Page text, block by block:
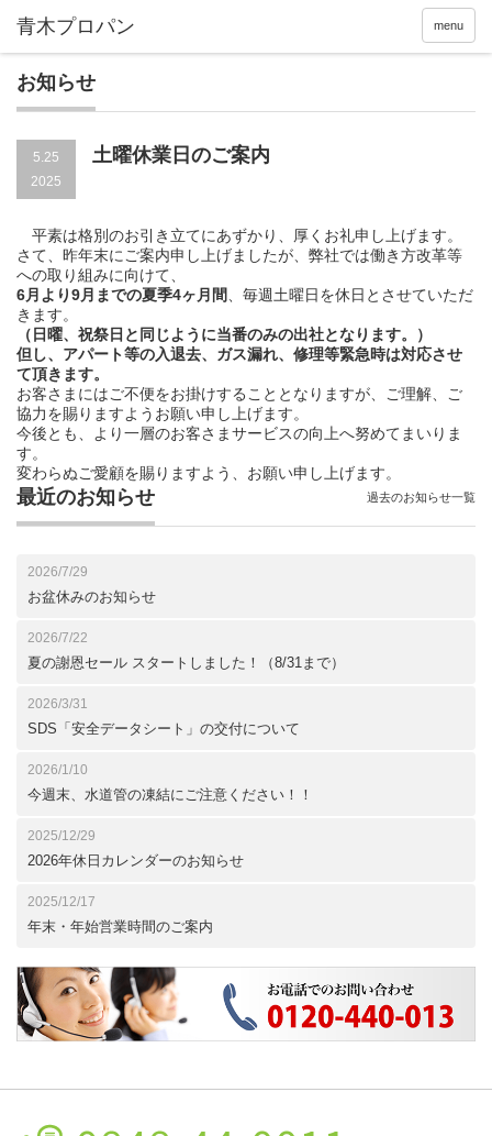
menu
お知らせ
5.25
2025
土曜休業日のご案内
平素は格別のお引き立てにあずかり、厚くお礼申し上げます。
さて、昨年末にご案内申し上げましたが、弊社では働き方改革等
への取り組みに向けて、
6月より9月までの夏季4ヶ月間
、毎週土曜日を休日とさせていただ
きます。
（日曜、祝祭日と同じように当番のみの出社となります。）
但し、アパート等の入退去、ガス漏れ、修理等緊急時は対応させ
て頂きます。
お客さまにはご不便をお掛けすることとなりますが、ご理解、ご
協力を賜りますようお願い申し上げます。
今後とも、より一層のお客さまサービスの向上へ努めてまいりま
す。
変わらぬご愛顧を賜りますよう、お願い申し上げます。
最近のお知らせ
2026/7/29
お盆休みのお知らせ
2026/7/22
夏の謝恩セール スタートしました！（8/31まで）
2026/3/31
SDS「安全データシート」の交付について
2026/1/10
今週末、水道管の凍結にご注意ください！！
2025/12/29
2026年休日カレンダーのお知らせ
2025/12/17
年末・年始営業時間のご案内
過去のお知らせ一覧